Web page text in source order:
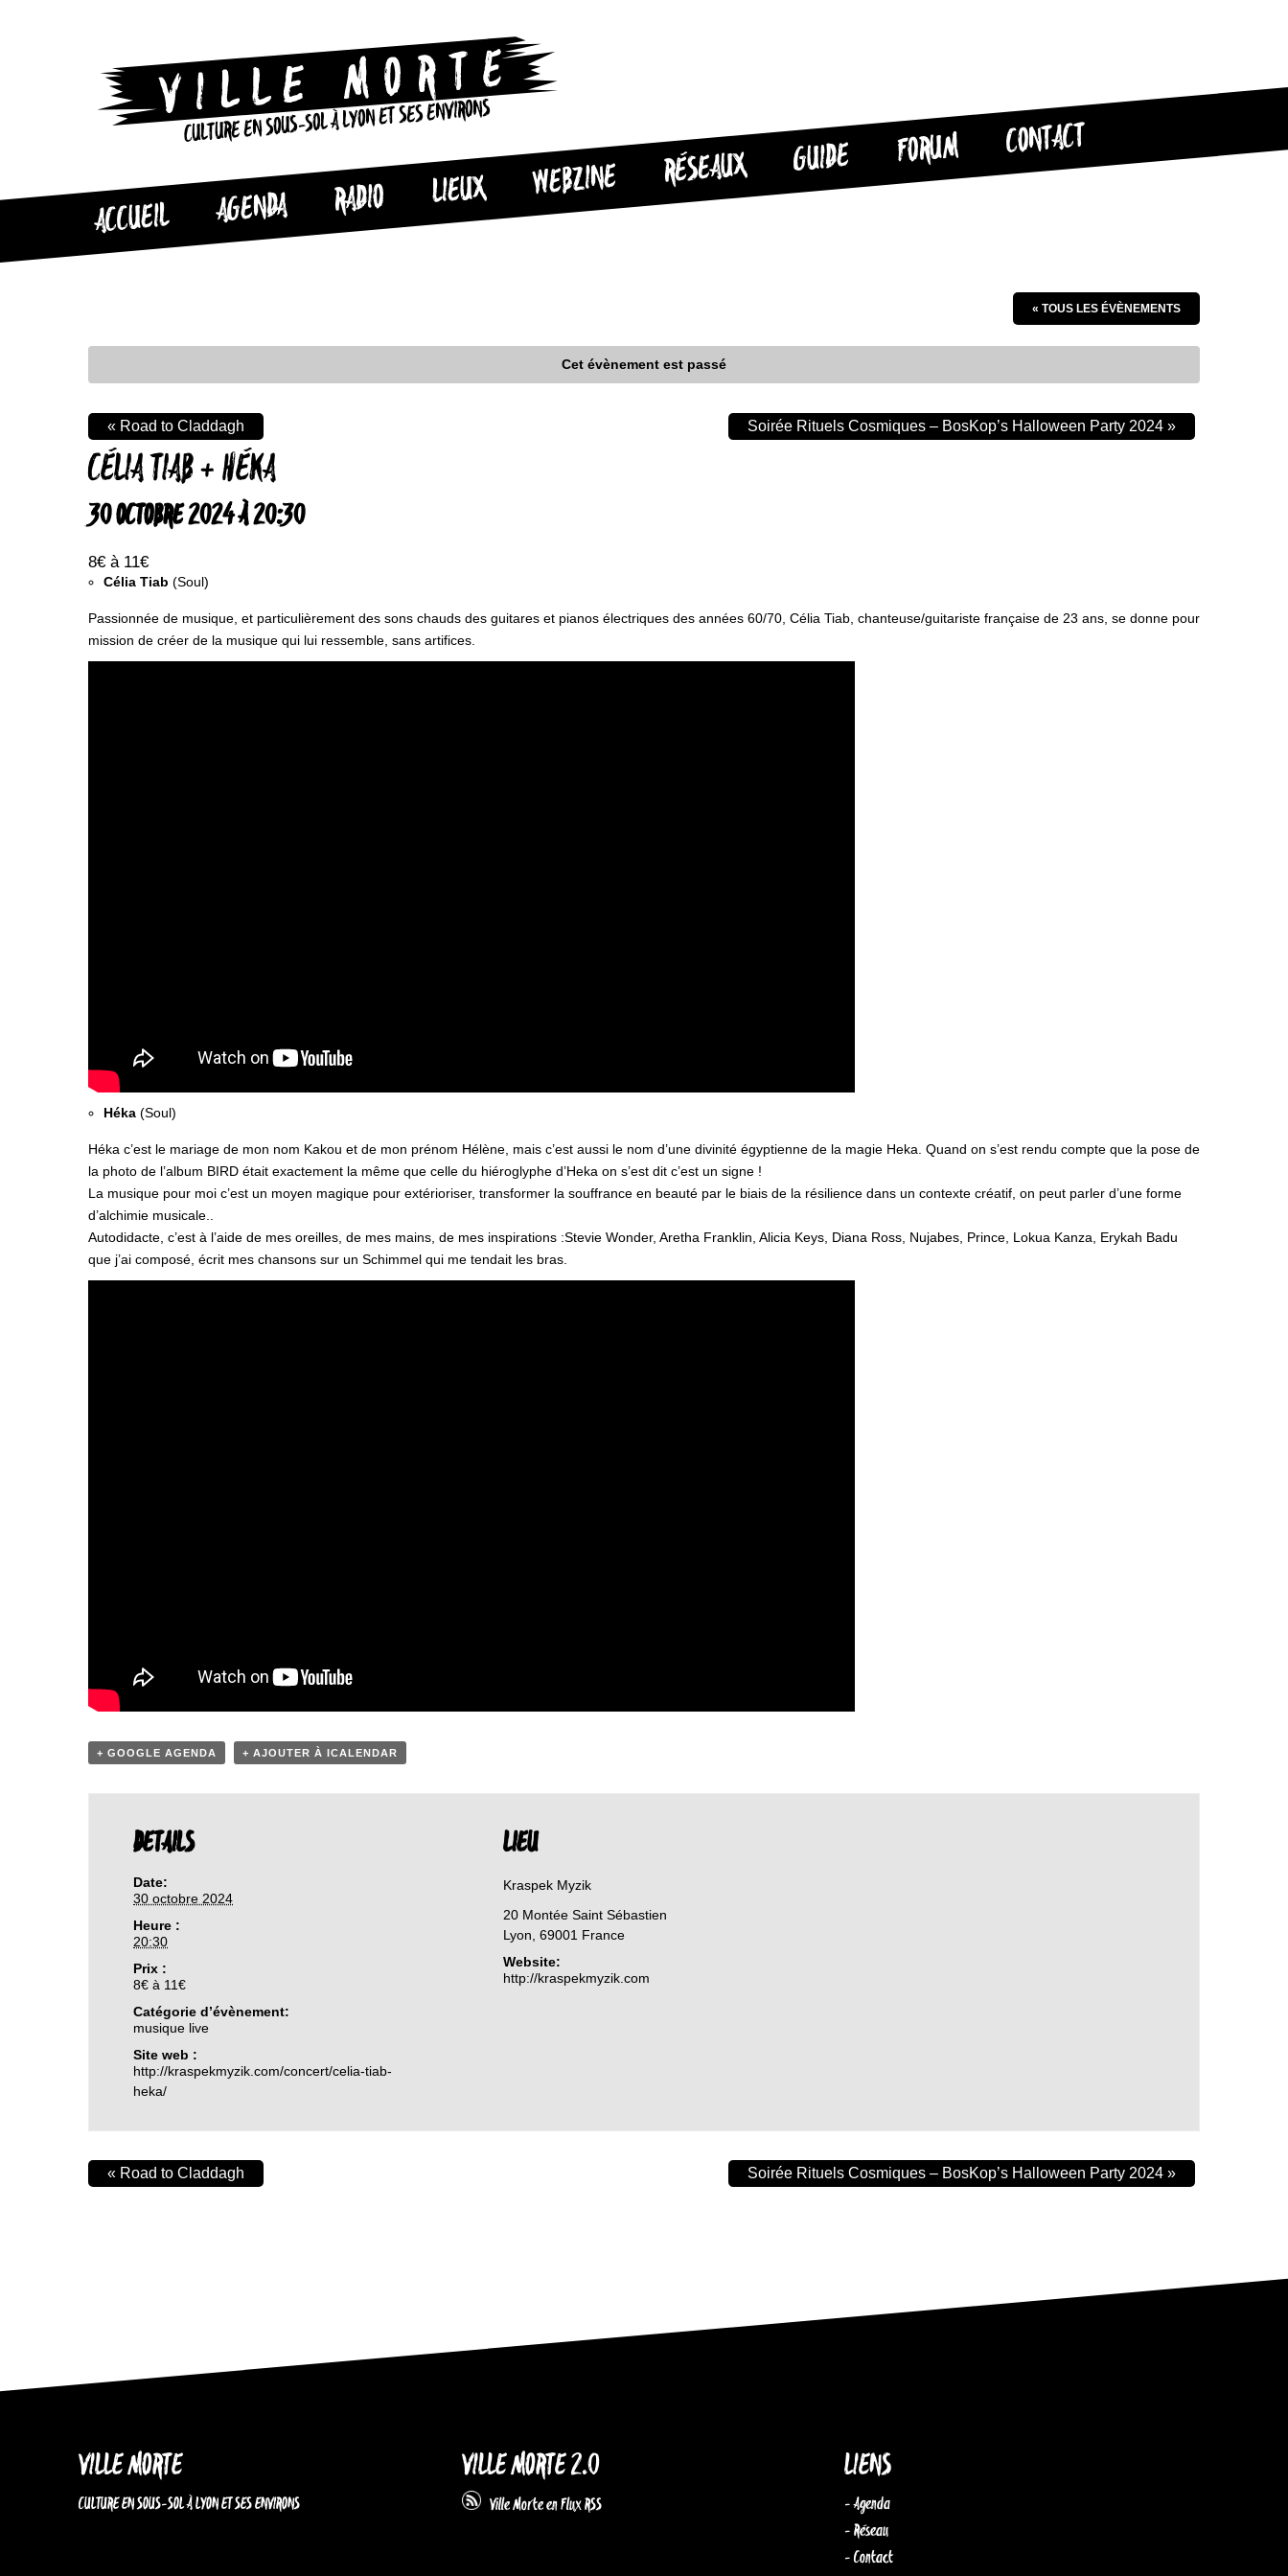
CULTURE EN SOUS-SOL À LYON ET SES ENVIRONS
ACCUEIL AGENDA RADIO LIEUX WEBZINE RÉSEAUX GUIDE FORUM CONTACT
« TOUS LES ÉVÈNEMENTS
Cet évènement est passé
CÉLIA TIAB + HÉKA
30 OCTOBRE 2024 À 20:30
8€ à 11€
« Road to Claddagh Soirée Rituels Cosmiques – BosKop’s Halloween Party 2024 »
Célia Tiab (Soul)
Passionnée de musique, et particulièrement des sons chauds des guitares et pianos électriques des années 60/70, Célia Tiab, chanteuse/guitariste française de 23 ans, se donne pour
mission de créer de la musique qui lui ressemble, sans artifices.
Héka (Soul)
Héka c’est le mariage de mon nom Kakou et de mon prénom Hélène, mais c’est aussi le nom d’une divinité égyptienne de la magie Heka. Quand on s’est rendu compte que la pose de
la photo de l’album BIRD était exactement la même que celle du hiéroglyphe d’Heka on s’est dit c’est un signe !
La musique pour moi c’est un moyen magique pour extérioriser, transformer la souffrance en beauté par le biais de la résilience dans un contexte créatif, on peut parler d’une forme
d’alchimie musicale..
Autodidacte, c’est à l’aide de mes oreilles, de mes mains, de mes inspirations :Stevie Wonder, Aretha Franklin, Alicia Keys, Diana Ross, Nujabes, Prince, Lokua Kanza, Erykah Badu
que j’ai composé, écrit mes chansons sur un Schimmel qui me tendait les bras.
+ GOOGLE AGENDA + AJOUTER À ICALENDAR
DETAILS
Date:
30 octobre 2024
Heure :
20:30
Prix :
8€ à 11€
Catégorie d’évènement:
musique live
Site web :
http://kraspekmyzik.com/concert/celia-tiab-
heka/
LIEU
Kraspek Myzik
20 Montée Saint Sébastien
Lyon 69001 France
Website:
http://kraspekmyzik.com
« Road to Claddagh Soirée Rituels Cosmiques – BosKop’s Halloween Party 2024 »
VILLE MORTE
CULTURE EN SOUS-SOL À LYON ET SES ENVIRONS
VILLE MORTE 2.0
Ville Morte en Flux RSS
LIENS
- Agenda
- Réseau
- Contact